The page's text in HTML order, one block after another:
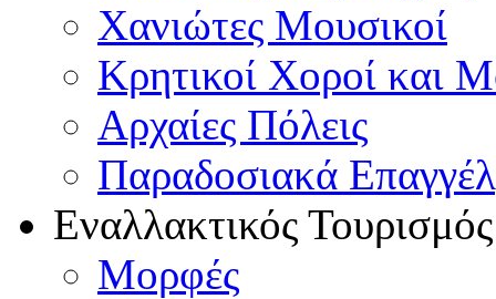
Χανιώτες Μουσικοί
Κρητικοί Χοροί και
Αρχαίες Πόλεις
Παραδοσιακά
Εναλλακτικός Τουρισμός
Μορφές